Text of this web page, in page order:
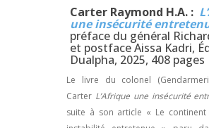
Carter Raymond H.A. :
une insécurité
préface du général
et postface Aissa Kadri,
Dualpha, 2025, 408 pages
Le livre du colonel
Carter L’Afrique une insécurité
suite à son article « Le continent